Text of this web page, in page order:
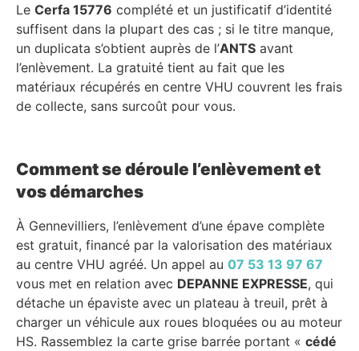
Le Cerfa 15776 complété et un justificatif d’identité
suffisent dans la plupart des cas ; si le titre manque,
un duplicata s’obtient auprès de l’ANTS avant
l’enlèvement. La gratuité tient au fait que les
matériaux récupérés en centre VHU couvrent les frais
de collecte, sans surcoût pour vous.
Comment se déroule l’enlèvement et
vos démarches
À Gennevilliers, l’enlèvement d’une épave complète
est gratuit, financé par la valorisation des matériaux
au centre VHU agréé. Un appel au 07 53 13 97 67
vous met en relation avec DEPANNE EXPRESSE, qui
détache un épaviste avec un plateau à treuil, prêt à
charger un véhicule aux roues bloquées ou au moteur
HS. Rassemblez la carte grise barrée portant « cédé